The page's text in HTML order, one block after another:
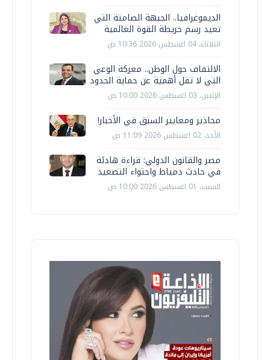
الديموغرافيا.. الجبهة الصامتة التي
تعيد رسم خريطة القوة العالمية
الثلاثاء، 04 اغسطس 2026 10:36 ص
الالتفاف حول الوطن.. معركة الوعي
التي لا تقل أهمية عن حماية الحدود
الإثنين، 03 اغسطس 2026 10:00 ص
محاذير ومعايير السبق في الأخبار!
الأحد، 02 اغسطس 2026 11:09 ص
مصر والقانون الدولي: قراءة هادئة
في حادث دمياط واحتواء التصعيد
السبت، 01 اغسطس 2026 10:00 ص